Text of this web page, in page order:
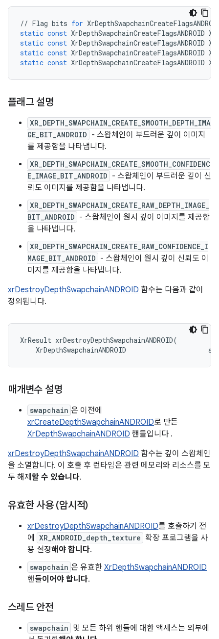
// Flag bits for
static const XrDepthSwapchainCreateFlagsANDROID
static const XrDepthSwapchainCreateFlagsANDROID
static const XrDepthSwapchainCreateFlagsANDROID
static const XrDepthSwapchainCreateFlagsANDROID
플래그 설명
XR_DEPTH_SWAPCHAIN_CREATE_SMOOTH_DEPTH_IMA
GE_BIT_ANDROID - 스왑체인이 부드러운 깊이 이미지
를 제공함을 나타냅니다.
XR_DEPTH_SWAPCHAIN_CREATE_SMOOTH_CONFIDENC
E_IMAGE_BIT_ANDROID - 스왑체인이 부드러운 깊이 신
뢰도 이미지를 제공함을 나타냅니다.
XR_DEPTH_SWAPCHAIN_CREATE_RAW_DEPTH_IMAGE_
BIT_ANDROID - 스왑체인이 원시 깊이 이미지를 제공함
을 나타냅니다.
XR_DEPTH_SWAPCHAIN_CREATE_RAW_CONFIDENCE_I
MAGE_BIT_ANDROID - 스왑체인이 원시 깊이 신뢰도 이
미지를 제공함을 나타냅니다.
xrDestroyDepthSwapchainANDROID 함수는 다음과 같이
정의됩니다.
XrResult xrDestroyDepthSwapchainANDROID(
매개변수 설명
swapchain 은 이전에
xrCreateDepthSwapchainANDROID로 만든
XrDepthSwapchainANDROID 핸들입니다 .
xrDestroyDepthSwapchainANDROID 함수는 깊이 스왑체인
을 소멸합니다. 이 호출 후 런타임은 관련 메모리와 리소스를 모
두 해제 할 수 있습니다.
유효한 사용 (암시적)
xrDestroyDepthSwapchainANDROID를 호출하기 전
에
XR_ANDROID_depth_texture 확장 프로그램을 사
용 설정해야 합니다.
swapchain 은 유효한 XrDepthSwapchainANDROID
핸들이어야 합니다.
스레드 안전
swapchain 및 모든 하위 핸들에 대한 액세스는 외부에